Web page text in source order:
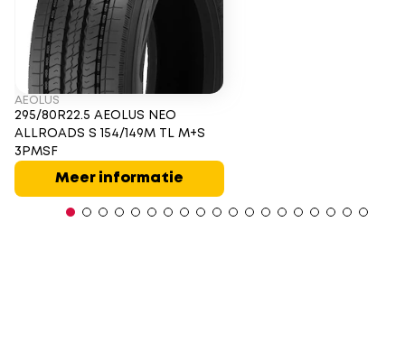
AEOLUS
295/80R22.5 AEOLUS NEO
ALLROADS S 154/149M TL M+S
3PMSF
Meer informatie